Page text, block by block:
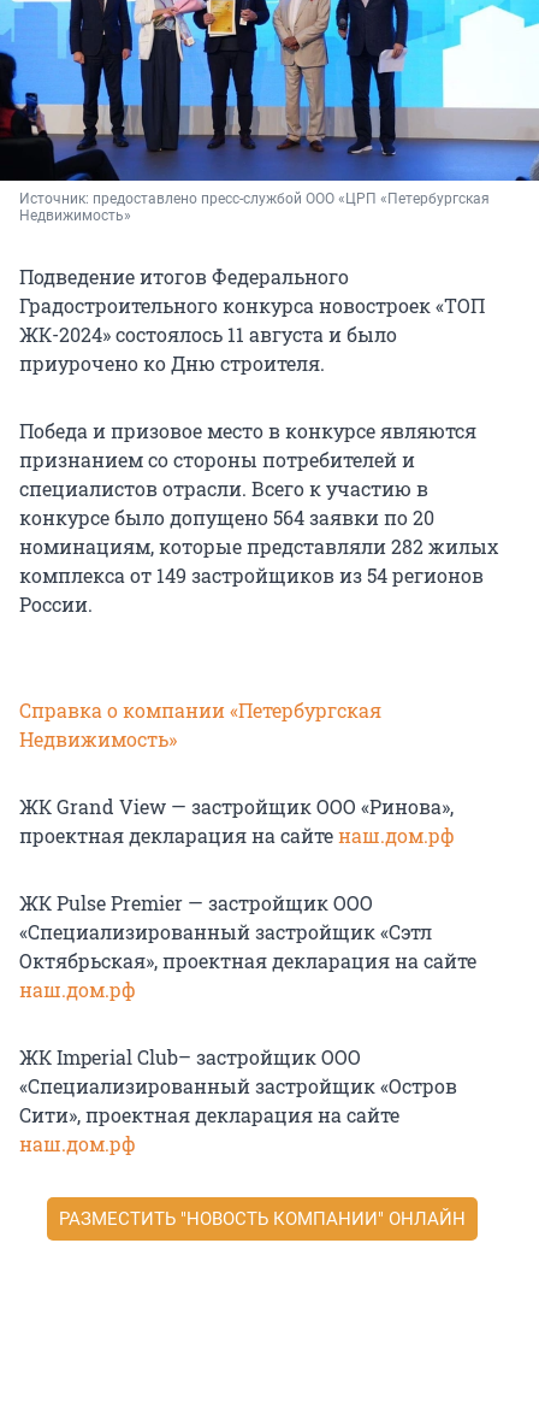
Источник: предоставлено пресс-службой ООО «ЦРП «Петербургская
Недвижимость»
Подведение итогов Федерального
Градостроительного конкурса новостроек «ТОП
ЖК-2024» состоялось 11 августа и было
приурочено ко Дню строителя.
Победа и призовое место в конкурсе являются
признанием со стороны потребителей и
специалистов отрасли. Всего к участию в
конкурсе было допущено 564 заявки по 20
номинациям, которые представляли 282 жилых
комплекса от 149 застройщиков из 54 регионов
России.
Справка о компании «Петербургская
Недвижимость»
ЖК Grand View — застройщик ООО «Ринова»,
проектная декларация на сайтенаш.дом.рф
ЖК Pulse Premier — застройщик ООО
«Специализированный застройщик «Сэтл
Октябрьская», проектная декларация на сайте
наш.дом.рф
ЖК Imperial Club– застройщик ООО
«Специализированный застройщик «Остров
Сити», проектная декларация на сайте
наш.дом.рф
РАЗМЕСТИТЬ "НОВОСТЬ КОМПАНИИ" ОНЛАЙН